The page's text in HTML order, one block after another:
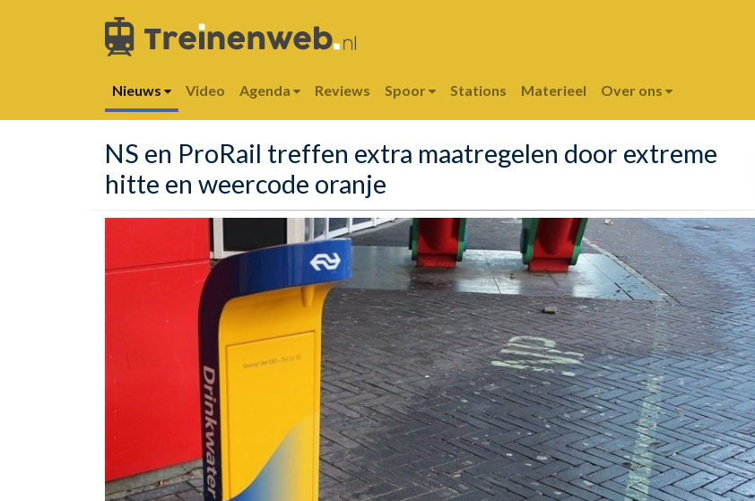
Nieuws Video Agenda Reviews Spoor Stations Materieel Over ons
NS en ProRail treffen extra maatregelen door extreme
hitte en weercode oranje